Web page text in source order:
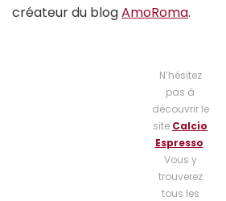
créateur du blogAmoRoma.
N’hésitez
pas à
découvrir le
site Calcio
Espresso.
Vous y
trouverez
tous les